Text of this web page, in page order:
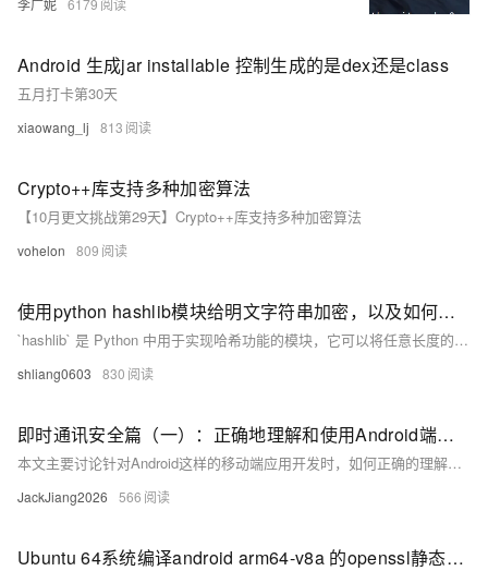
Android 生成jar installable 控制生成的是dex还是class
五月打卡第30天
xiaowang_lj 813
Crypto++库支持多种加密算法
【10月更文挑战第29天】Crypto++库支持多种加密算法
vohelon 809
使用python hashlib模块给明文字符串加密，以及如何撞库破解密码
`hashlib` 是 Python 中用于实现哈希功能的模块，它可以将任意长度的输入通过哈希算法转换为固定长度的输出，即散列值。该模块主要用于字符串加密，例如将用户名和密码转换为不可逆的散列值存储，从而提高安全性。`hashlib` 提供了多种哈希算法，如 `md5`、`sha1`、`sha256` 等。
shliang0603 830
即时通讯安全篇（一）：正确地理解和使用Android端加密算法
本文主要讨论针对Android这样的移动端应用开发时，如何正确的理解目前常用的加密算法，为诸如即时通讯应用的实战开发，如何在合适的场景下选择适合的算法，提供一些参考。
JackJiang2026 566
Ubuntu 64系统编译android arm64-v8a 的openssl静态库libssl.a和libcrypto.a